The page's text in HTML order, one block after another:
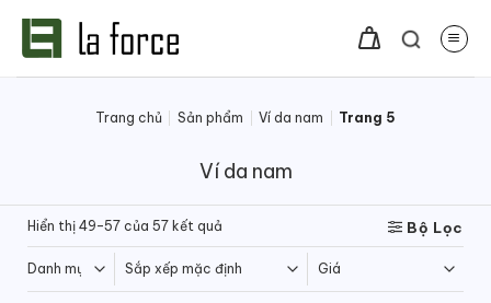
Trang chủ Sản phẩm Ví da nam Trang 5
Ví da nam
Hiển thị 49–57 của 57 kết quả Bộ Lọc